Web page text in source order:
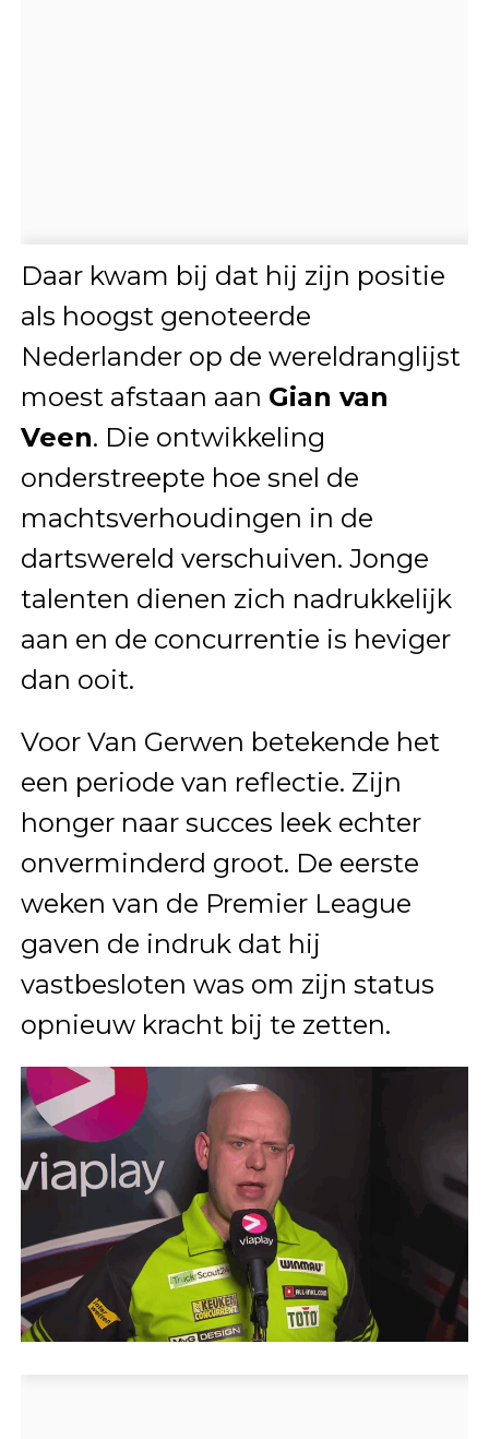
Daar kwam bij dat hij zijn positie
als hoogst genoteerde
Nederlander op de wereldranglijst
moest afstaan aan Gian van
Veen. Die ontwikkeling
onderstreepte hoe snel de
machtsverhoudingen in de
dartswereld verschuiven. Jonge
talenten dienen zich nadrukkelijk
aan en de concurrentie is heviger
dan ooit.
Voor Van Gerwen betekende het
een periode van reflectie. Zijn
honger naar succes leek echter
onverminderd groot. De eerste
weken van de Premier League
gaven de indruk dat hij
vastbesloten was om zijn status
opnieuw kracht bij te zetten.